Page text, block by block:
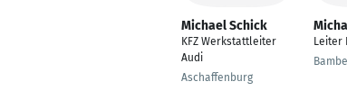
Michael Schick
KFZ Werkstattleiter
Audi
Aschaffenburg
Leiter